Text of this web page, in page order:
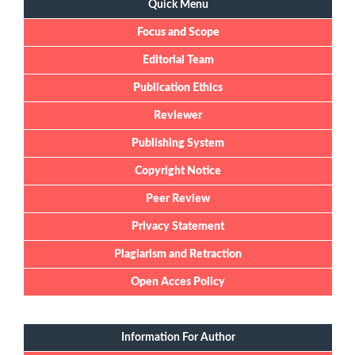
Quick Menu
Focus and Scope
Editorial Team
Publication Ethics
Reviewer
Publishing System
Copyright Notice
Peer Review
Privacy Statement
Plagiarism and Retraction
Open Acces Policy
Information For Author